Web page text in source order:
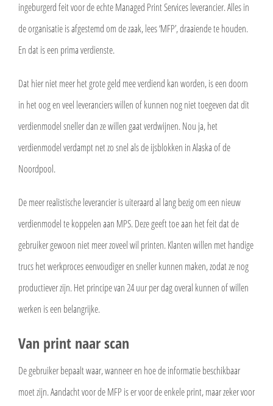
ingeburgerd feit voor de echte Managed Print Services leverancier. Alles in
de organisatie is afgestemd om de zaak, lees ‘MFP’, draaiende te houden.
En dat is een prima verdienste.
Dat hier niet meer het grote geld mee verdiend kan worden, is een doorn
in het oog en veel leveranciers willen of kunnen nog niet toegeven dat dit
verdienmodel sneller dan ze willen gaat verdwijnen. Nou ja, het
verdienmodel verdampt net zo snel als de ijsblokken in Alaska of de
Noordpool.
De meer realistische leverancier is uiteraard al lang bezig om een nieuw
verdienmodel te koppelen aan MPS. Deze geeft toe aan het feit dat de
gebruiker gewoon niet meer zoveel wil printen. Klanten willen met handige
trucs het werkproces eenvoudiger en sneller kunnen maken, zodat ze nog
productiever zijn. Het principe van 24 uur per dag overal kunnen of willen
werken is een belangrijke.
Van print naar scan
De gebruiker bepaalt waar, wanneer en hoe de informatie beschikbaar
moet zijn. Aandacht voor de MFP is er voor de enkele print, maar zeker voor